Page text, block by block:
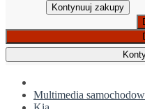
Kontynuuj zakupy
Multimedia